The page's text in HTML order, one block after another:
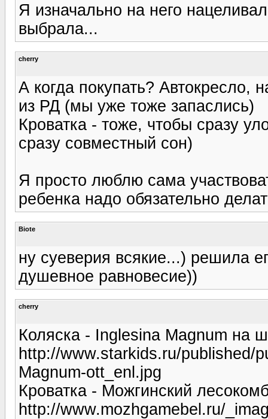
Я изначально на него
выбрала...
cherry
А когда покупать? Автокресло,
из РД (мы уже тоже запаслись)
Кроватка - тоже, чтобы сразу
сразу совместный сон)
Я просто люблю сама
ребенка надо обязательно
Biote
ну суеверия всякие...) решила
душевное равновесие))
cherry
Коляска - Inglesina Magnum на
http://www.starkids.ru/published/
Magnum-ott_enl.jpg
Кроватка - Можгинский
http://www.mozhgamebel.ru/